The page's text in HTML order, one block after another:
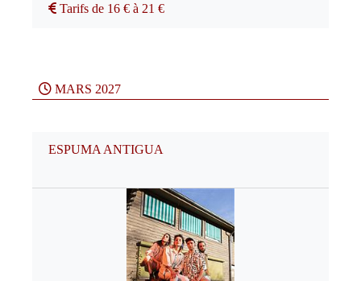
Tarifs de 16 € à 21 €
MARS 2027
ESPUMA ANTIGUA